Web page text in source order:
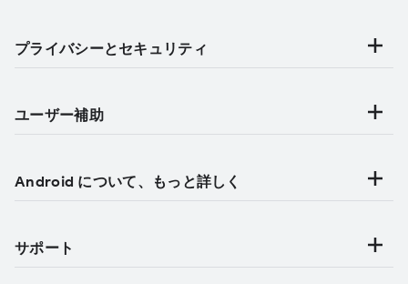
プライバシーとセキュリティ
ユーザー補助
Android について、もっと詳しく
サポート